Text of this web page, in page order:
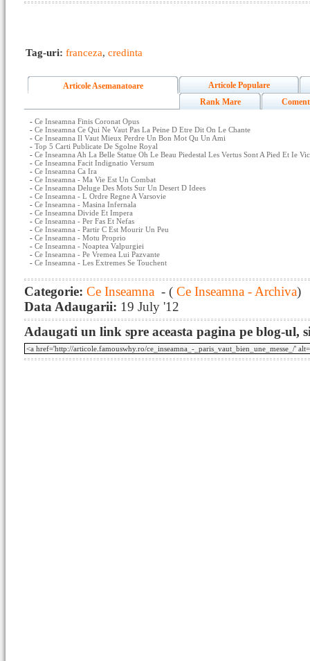
Tag-uri: franceza, credinta
Articole Asemanatoare
Articole Populare
Rank Mare
- Ce Inseamna Finis Coronat Opus
- Ce Inseamna Ce Qui Ne Vaut Pas La Peine D Etre Dit On Le Chante
- Ce Inseamna Il Vaut Mieux Perdre Un Bon Mot Qu Un Ami
- Top 5 Carti Publicate De Sgolne Royal
- Ce Inseamna Ah La Belle Statue Oh Le Beau Piedestal Les Vertus Sont A Pied Et Ie
- Ce Inseamna Facit Indignatio Versum
- Ce Inseamna Ca Ira
- Ce Inseamna - Ma Vie Est Un Combat
- Ce Inseamna Deluge Des Mots Sur Un Desert D Idees
- Ce Inseamna - L Ordre Regne A Varsovie
- Ce Inseamna - Masina Infernala
- Ce Inseamna Divide Et Impera
- Ce Inseamna - Per Fas Et Nefas
- Ce Inseamna - Partir C Est Mourir Un Peu
- Ce Inseamna - Motu Proprio
- Ce Inseamna - Noaptea Valpurgiei
- Ce Inseamna - Pe Vremea Lui Pazvante
- Ce Inseamna - Les Extremes Se Touchent
Categorie: Ce Inseamna - ( Ce Inseamna - Archiva)
Data Adaugarii: 19 July '12
Adaugati un link spre aceasta pagina pe blog-ul,